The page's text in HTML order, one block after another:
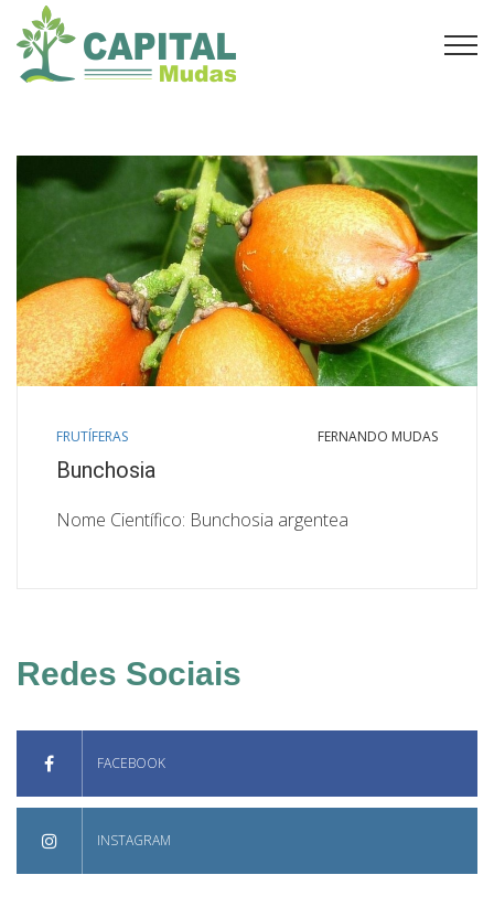
FRUTÍFERAS FERNANDO MUDAS
Bunchosia
Nome Científico: Bunchosia argentea
Redes Sociais
FACEBOOK
INSTAGRAM